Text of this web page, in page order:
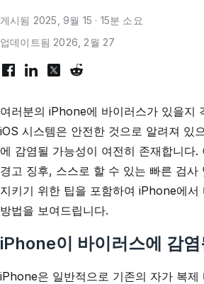
게시됨 2025, 9월 15 · 15분 소요
업데이트됨 2026, 2월 27
여러분의 iPhone에 바이러스가 있을지
iOS 시스템은 안전한 것으로 알려져 있
에 감염될 가능성이 여전히 존재합니다.
경고 징후, 스스로 할 수 있는 빠른 검사
지키기 위한 팁을 포함하여 iPhone에서
방법을 보여드립니다.
iPhone이 바이러스에 감
iPhone은 일반적으로 기존의 자가 복제